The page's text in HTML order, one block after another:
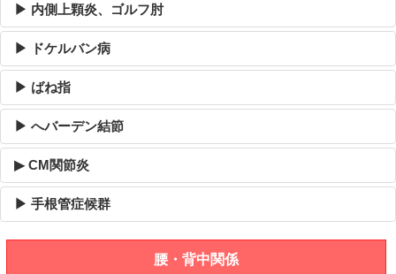
▶ 内側上顆炎、ゴルフ肘
▶ ドケルバン病
▶ ばね指
▶ へバーデン結節
▶ CM関節炎
▶ 手根管症候群
腰・背中関係